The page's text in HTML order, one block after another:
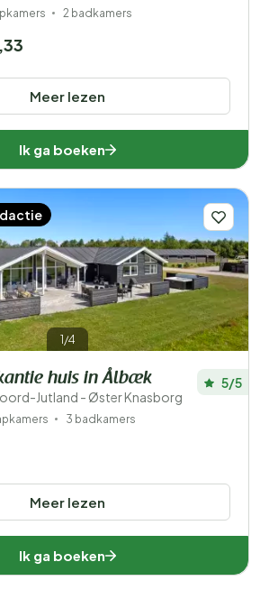
2 badkamers
Meer lezen
Ik ga boeken
1/4
huis in Ålbæk
Jutland - Øster Knasborg
5/5
3 badkamers
Meer lezen
Ik ga boeken